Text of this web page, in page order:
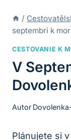
/
septembri k
CESTOVANIE K
V
Autor
Plánujete si